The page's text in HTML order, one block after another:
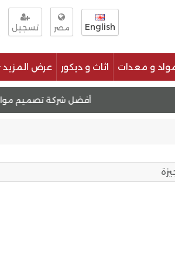
English مصر تسجيل
و معدات اثاث و ديكور عرض المزيد
أفضل شركة تصميم مواقع